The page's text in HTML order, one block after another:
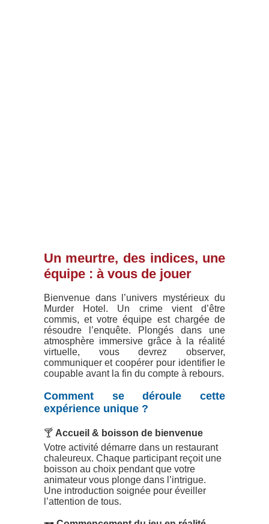
Un meurtre, des indices, une
équipe : à vous de jouer
Bienvenue dans l’univers mystérieux du
Murder Hotel. Un crime vient d’être
commis, et votre équipe est chargée de
résoudre l’enquête. Plongés dans une
atmosphère immersive grâce à la réalité
virtuelle, vous devrez observer,
communiquer et coopérer pour identifier le
coupable avant la fin du compte à rebours.
Comment se déroule cette
expérience unique ?
🍸 Accueil & boisson de bienvenue
Votre activité démarre dans un restaurant
chaleureux. Chaque participant reçoit une
boisson au choix pendant que votre
animateur vous plonge dans l’intrigue.
Une introduction soignée pour éveiller
l’attention de tous.